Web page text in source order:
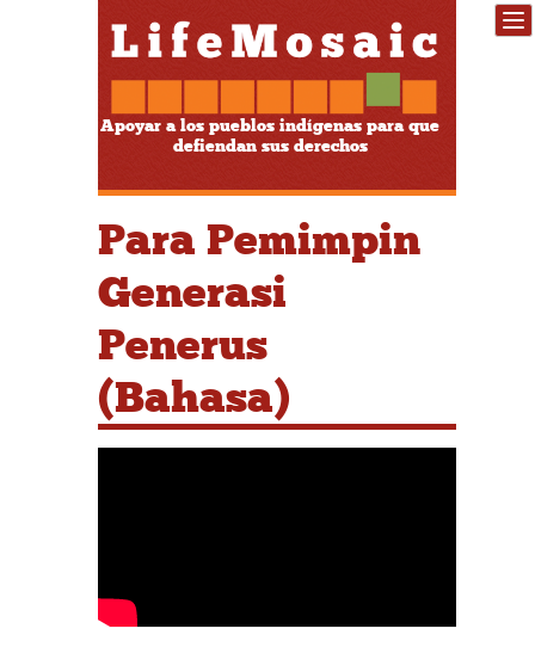
Apoyar a los pueblos indígenas para que
defiendan sus derechos
Para Pemimpin
Generasi
Penerus
(Bahasa)